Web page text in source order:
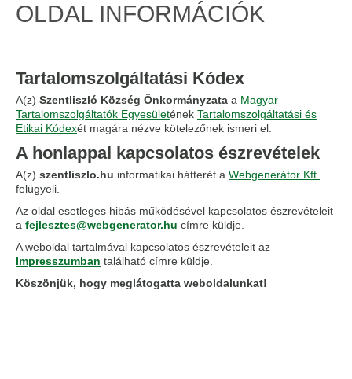
OLDAL INFORMÁCIÓK
Tartalomszolgáltatási Kódex
A(z) Szentliszló Község Önkormányzata a Magyar
Tartalomszolgáltatók Egyesületének Tartalomszolgáltatási és
Etikai Kódexét magára nézve kötelezőnek ismeri el.
A honlappal kapcsolatos észrevételek
A(z) szentliszlo.hu informatikai hátterét a Webgenerátor Kft.
felügyeli.
Az oldal esetleges hibás működésével kapcsolatos észrevételeit
a fejlesztes@webgenerator.hu címre küldje.
A weboldal tartalmával kapcsolatos észrevételeit az
Impresszumban található címre küldje.
Köszönjük, hogy meglátogatta weboldalunkat!